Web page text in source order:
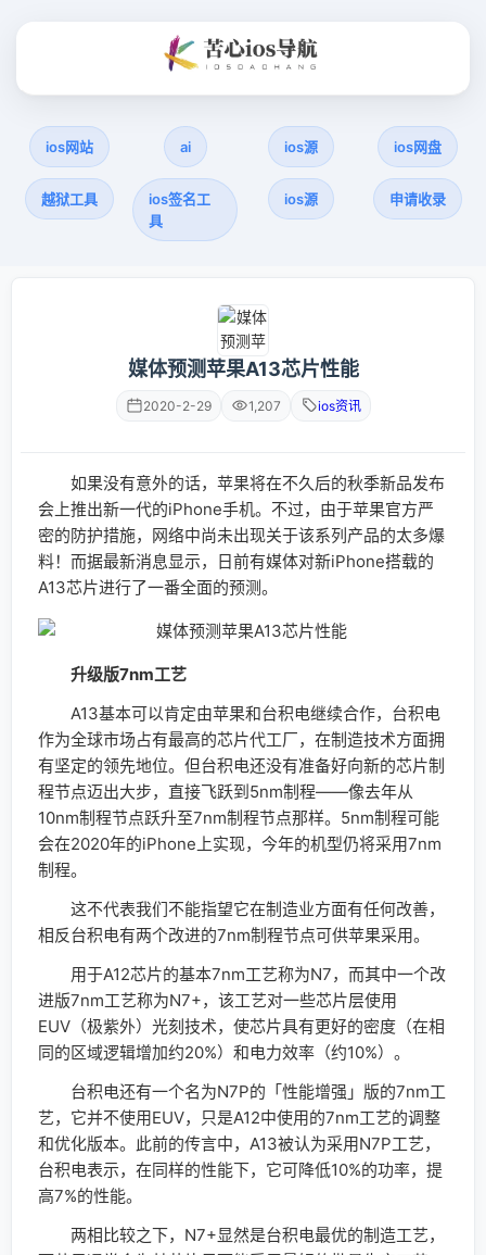
ios网站 ai ios源 ios网盘
越狱工具
ios签名工
具
ios源 申请收录
媒体预测苹果A13芯片性能
2020-2-29 1,207 ios资讯
如果没有意外的话，苹果将在不久后的秋季新品发布
会上推出新一代的iPhone手机。不过，由于苹果官方严
密的防护措施，网络中尚未出现关于该系列产品的太多爆
料！而据最新消息显示，日前有媒体对新iPhone搭载的
A13芯片进行了一番全面的预测。
升级版7nm工艺
A13基本可以肯定由苹果和台积电继续合作，台积电
作为全球市场占有最高的芯片代工厂，在制造技术方面拥
有坚定的领先地位。但台积电还没有准备好向新的芯片制
程节点迈出大步，直接飞跃到5nm制程——像去年从
10nm制程节点跃升至7nm制程节点那样。5nm制程可能
会在2020年的iPhone上实现，今年的机型仍将采用7nm
制程。
这不代表我们不能指望它在制造业方面有任何改善，
相反台积电有两个改进的7nm制程节点可供苹果采用。
用于A12芯片的基本7nm工艺称为N7，而其中一个改
进版7nm工艺称为N7+，该工艺对一些芯片层使用
EUV（极紫外）光刻技术，使芯片具有更好的密度（在相
同的区域逻辑增加约20%）和电力效率（约10%）。
台积电还有一个名为N7P的「性能增强」版的7nm工
艺，它并不使用EUV，只是A12中使用的7nm工艺的调整
和优化版本。此前的传言中，A13被认为采用N7P工艺，
台积电表示，在同样的性能下，它可降低10%的功率，提
高7%的性能。
两相比较之下，N7+显然是台积电最优的制造工艺，